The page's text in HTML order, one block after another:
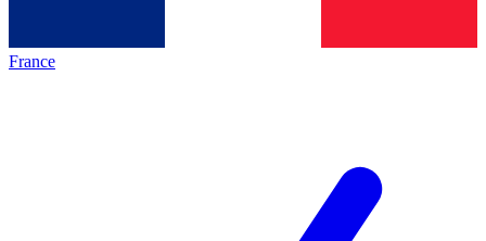
France